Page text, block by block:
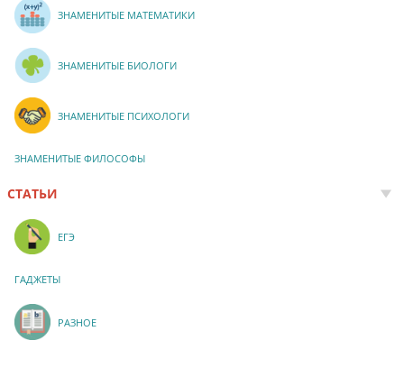
ЗНАМЕНИТЫЕ МАТЕМАТИКИ
ЗНАМЕНИТЫЕ БИОЛОГИ
ЗНАМЕНИТЫЕ ПСИХОЛОГИ
ЗНАМЕНИТЫЕ ФИЛОСОФЫ
СТАТЬИ
ЕГЭ
ГАДЖЕТЫ
РАЗНОЕ